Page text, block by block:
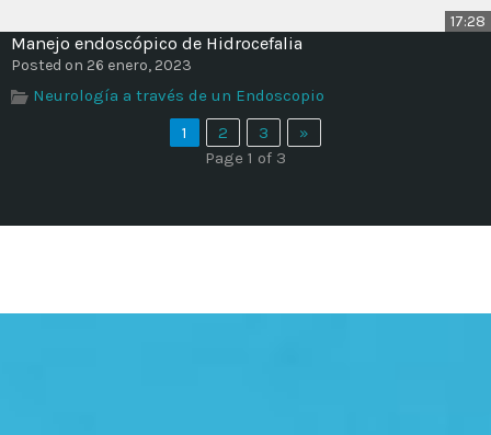
17:28
Manejo endoscópico de Hidrocefalia
Posted on 26 enero, 2023
Neurología a través de un Endoscopio
1
2 3
»
Page 1 of 3